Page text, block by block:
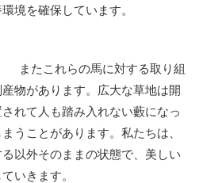
境を確保しています。
またこれらの馬に対する取り組
物があります。広大な草地は開
れて人も踏み入れない藪になっ
うことがあります。私たちは、
以外そのままの状態で、美しい
いきます。